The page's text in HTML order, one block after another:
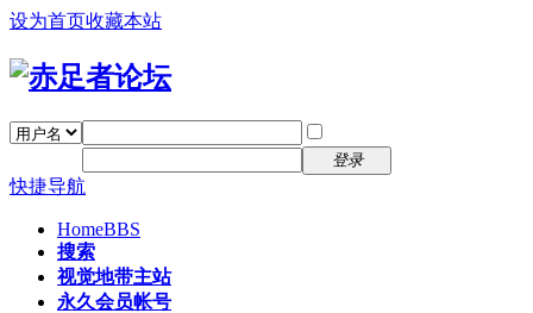
设为首页收藏本站
登录
快捷导航
HomeBBS
搜索
视觉地带主站
永久会员帐号